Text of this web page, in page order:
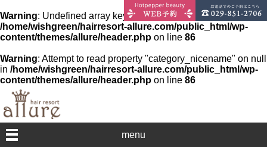
Warning: Undefined array key 0 in
/home/wishgreen/hairresort-allure.com/public_html/wp-
content/themes/allure/header.php on line 86
Warning: Attempt to read property "category_nicename" on null
in /home/wishgreen/hairresort-allure.com/public_html/wp-
content/themes/allure/header.php on line 86
menu